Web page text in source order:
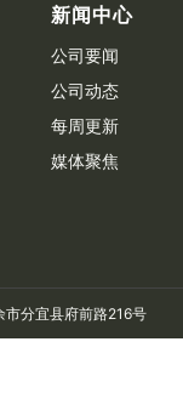
新闻中心
公司要闻
公司动态
每周更新
媒体聚焦
市分宜县府前路216号